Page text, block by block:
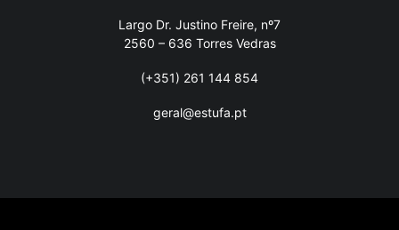
Largo Dr. Justino Freire, nº7
2560 – 636 Torres Vedras
(+351) 261 144 854
geral@estufa.pt